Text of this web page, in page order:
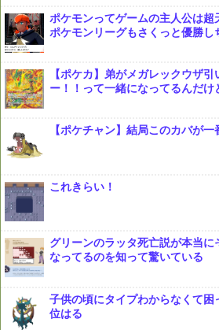
ポケモンってゲームの主人公は
ポケモンリーグもさくっと優勝
【ポケカ】弟がメガレックウザ
ー！！って一緒になってるんだ
【ポケチャン】結局このカバが
これきらい！
グリーンのラッタ死亡説が本当
なってるのを知って驚いている
子供の頃にタイプわからなくて困
位はる